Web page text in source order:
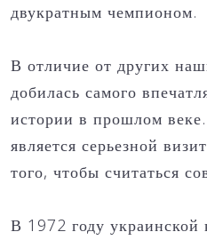
двукратным чемпионом.
В отличие от других
добилась самого
истории в прошлом
является серьезной
того, чтобы считаться
В 1972 году украинской